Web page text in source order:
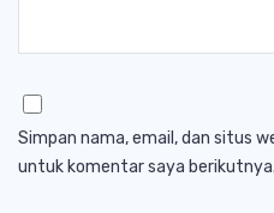
Simpan nama, email, dan situs
untuk komentar saya berikutnya.